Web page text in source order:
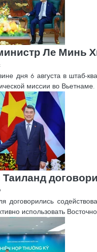
Ле Минь
дня 6 августа в штаб-
миссии во Вьетнаме.
договорились
использовать